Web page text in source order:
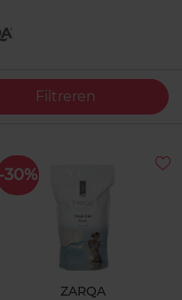
Filtreren
-30%
ZARQA